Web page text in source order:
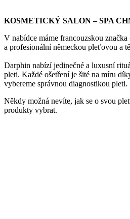
KOSMETICKÝ SALON – SPA
V nabídce máme francouzskou
a profesionální německou pleťovou a
Darphin nabízí jedinečné a luxusní
pleti. Každé ošetření je šité na míru
vybereme správnou diagnostikou pleti.
Někdy možná nevíte, jak se o svou
produkty vybrat.